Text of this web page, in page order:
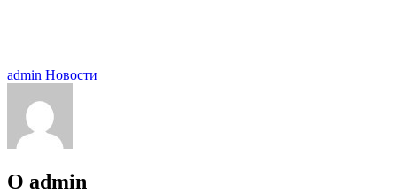
admin Новости
О admin